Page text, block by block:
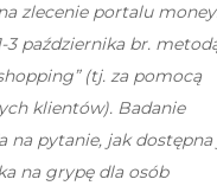
zlecenie portalu
3 października br.
(tj. za pomocą
klientów). Badanie
na pytanie, jak dostępna
na grypę dla osób